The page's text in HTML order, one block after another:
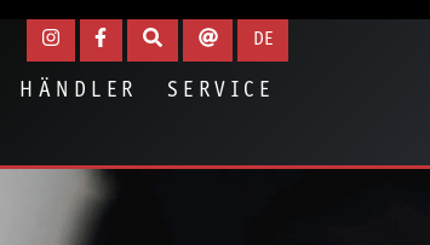
HÄNDLER SERVICE
DE